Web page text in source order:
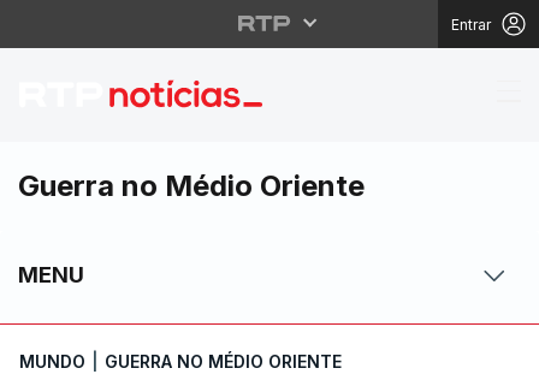
Entrar
Irão acusa Israel de
Guerra no Médio Oriente
MENU
MUNDO GUERRA NO MÉDIO ORIENTE